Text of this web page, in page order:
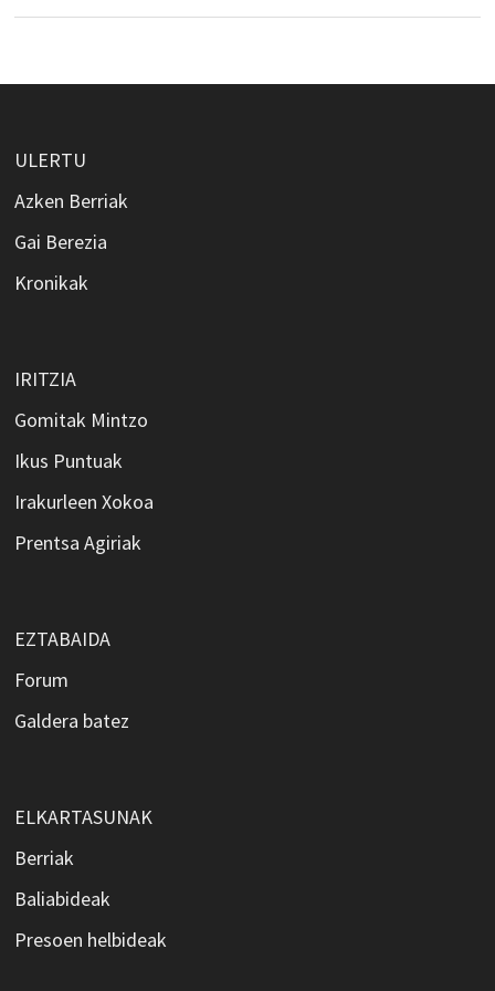
ULERTU
Azken Berriak
Gai Berezia
Kronikak
IRITZIA
Gomitak Mintzo
Ikus Puntuak
Irakurleen Xokoa
Prentsa Agiriak
EZTABAIDA
Forum
Galdera batez
ELKARTASUNAK
Berriak
Baliabideak
Presoen helbideak